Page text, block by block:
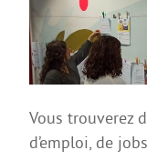
Se déplacer
Droits du
Vous trouverez
d’emploi, de